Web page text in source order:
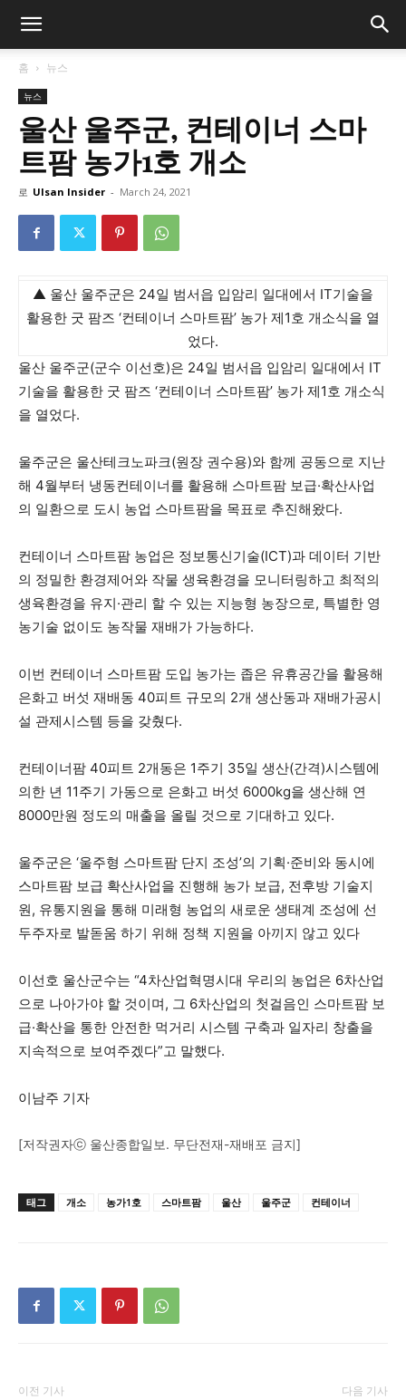
홈 뉴스
뉴스
울산 울주군, 컨테이너 스마
트팜 농가1호 개소
로 Ulsan Insider - March 24, 2021
▲ 울산 울주군은 24일 범서읍 입암리 일대에서 IT기술을
활용한 굿 팜즈 ‘컨테이너 스마트팜’ 농가 제1호 개소식을 열
었다.
울산 울주군(군수 이선호)은 24일 범서읍 입암리 일대에서 IT
기술을 활용한 굿 팜즈 ‘컨테이너 스마트팜’ 농가 제1호 개소식
을 열었다.
울주군은 울산테크노파크(원장 권수용)와 함께 공동으로 지난
해 4월부터 냉동컨테이너를 활용해 스마트팜 보급·확산사업
의 일환으로 도시 농업 스마트팜을 목표로 추진해왔다.
컨테이너 스마트팜 농업은 정보통신기술(ICT)과 데이터 기반
의 정밀한 환경제어와 작물 생육환경을 모니터링하고 최적의
생육환경을 유지·관리 할 수 있는 지능형 농장으로, 특별한 영
농기술 없이도 농작물 재배가 가능하다.
이번 컨테이너 스마트팜 도입 농가는 좁은 유휴공간을 활용해
은화고 버섯 재배동 40피트 규모의 2개 생산동과 재배가공시
설 관제시스템 등을 갖췄다.
컨테이너팜 40피트 2개동은 1주기 35일 생산(간격)시스템에
의한 년 11주기 가동으로 은화고 버섯 6000kg을 생산해 연
8000만원 정도의 매출을 올릴 것으로 기대하고 있다.
울주군은 ‘울주형 스마트팜 단지 조성’의 기획·준비와 동시에
스마트팜 보급 확산사업을 진행해 농가 보급, 전후방 기술지
원, 유통지원을 통해 미래형 농업의 새로운 생태계 조성에 선
두주자로 발돋움 하기 위해 정책 지원을 아끼지 않고 있다
이선호 울산군수는 “4차산업혁명시대 우리의 농업은 6차산업
으로 나아가야 할 것이며, 그 6차산업의 첫걸음인 스마트팜 보
급·확산을 통한 안전한 먹거리 시스템 구축과 일자리 창출을
지속적으로 보여주겠다”고 말했다.
이남주 기자
[저작권자ⓒ 울산종합일보. 무단전재-재배포 금지]
태그 개소 농가1호 스마트팜 울산 울주군 컨테이너
이전 기사 다음 기사